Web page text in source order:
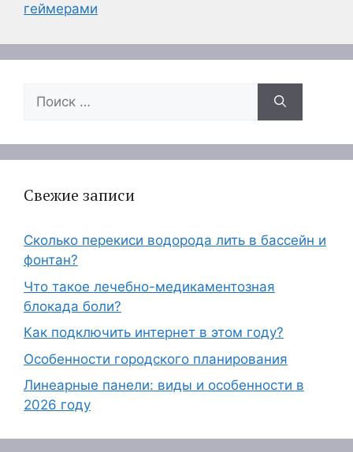
геймерами
Поиск:
Свежие записи
Сколько перекиси водорода лить в бассейн и
фонтан?
Что такое лечебно-медикаментозная
блокада боли?
Как подключить интернет в этом году?
Особенности городского планирования
Линеарные панели: виды и особенности в
2026 году